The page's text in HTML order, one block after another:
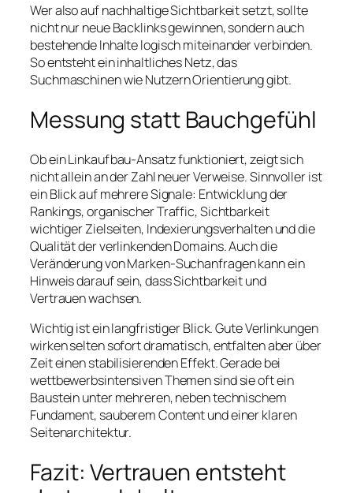
Wer also auf nachhaltige Sichtbarkeit setzt, sollte
nicht nur neue Backlinks gewinnen, sondern auch
bestehende Inhalte logisch miteinander verbinden.
So entsteht ein inhaltliches Netz, das
Suchmaschinen wie Nutzern Orientierung gibt.
Messung statt Bauchgefühl
Ob ein Linkaufbau-Ansatz funktioniert, zeigt sich
nicht allein an der Zahl neuer Verweise. Sinnvoller ist
ein Blick auf mehrere Signale: Entwicklung der
Rankings, organischer Traffic, Sichtbarkeit
wichtiger Zielseiten, Indexierungsverhalten und die
Qualität der verlinkenden Domains. Auch die
Veränderung von Marken-Suchanfragen kann ein
Hinweis darauf sein, dass Sichtbarkeit und
Vertrauen wachsen.
Wichtig ist ein langfristiger Blick. Gute Verlinkungen
wirken selten sofort dramatisch, entfalten aber über
Zeit einen stabilisierenden Effekt. Gerade bei
wettbewerbsintensiven Themen sind sie oft ein
Baustein unter mehreren, neben technischem
Fundament, sauberem Content und einer klaren
Seitenarchitektur.
Fazit: Vertrauen entsteht